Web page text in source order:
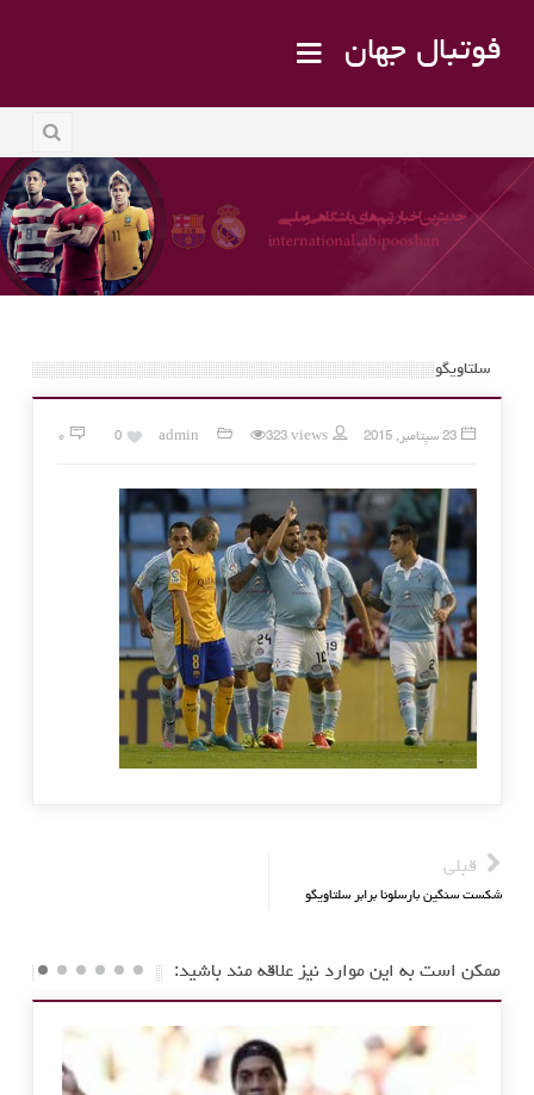
فوتبال جهان
سلتاویگو
23 سپتامبر, 2015 admin 323 views
0 ۰
قبلی
شکست سنگین بارسلونا برابر سلتاویگو
ممکن است به این موارد نیز علاقه مند باشید: